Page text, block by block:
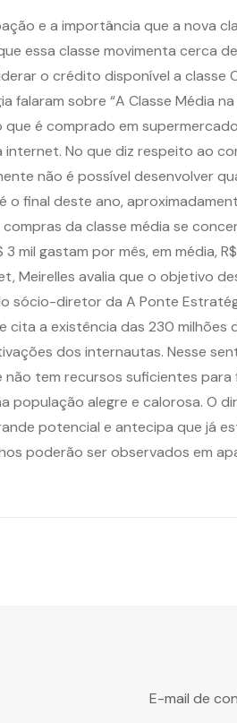
e a importância que a
essa classe movimenta
o crédito disponível a
sobre “A Classe Média na
é comprado em
No que diz respeito ao
não é possível desenvolver
o final deste ano,
compras da classe média se
3 mil gastam por mês, em
Meirelles avalia que o objetivo
sócio-diretor da A Ponte
cita a existência das 230
dos internautas. Nesse
tem recursos suficientes
população alegre e calorosa. O
potencial e antecipa que já
poderão ser observados em
E-mail de